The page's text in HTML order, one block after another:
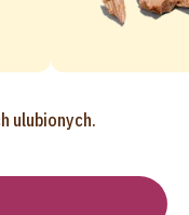
ulubionych.